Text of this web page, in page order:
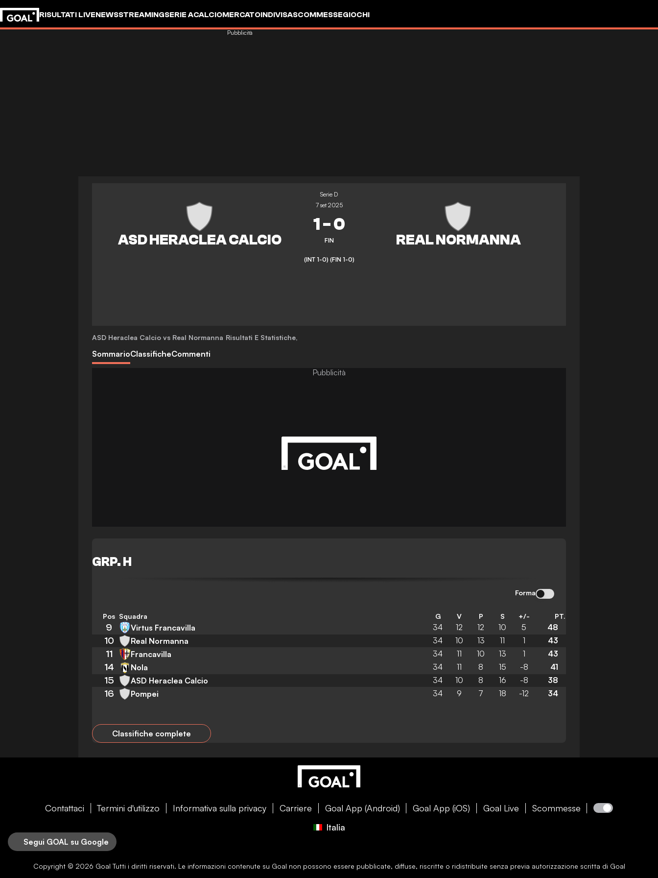
RISULTATI LIVENEWSSTREAMINGSERIE ACALCIOMERCATOINDIVISASCOMMESSEGIOCHI
Pubblicità
Serie D
7 set 2025
1-0
FIN
(INT 1-0) (FIN 1-0)
ASD Heraclea Calcio vs Real Normanna Risultati E Statistiche,
SommarioClassificheCommenti
GRP. H
Forma
Pos Squadra G V P S +/- PT.
9 Virtus Francavilla 34 12 12 10 5 48
10 Real Normanna 34 10 13 11 1 43
11 Francavilla 34 11 10 13 1 43
14 Nola 34 11 8 15 -8 41
15 ASD Heraclea Calcio 34 10 8 16 -8 38
16 Pompei 34 9 7 18 -12 34
Classifiche complete
Pubblicità
Contattaci Termini d'utilizzo Informativa sulla privacy Carriere Goal App (Android) Goal App (iOS) Goal Live
Scommesse
Italia
Segui GOAL su Google
Copyright © 2026 Goal Tutti i diritti riservati. Le informazioni contenute su Goal non possono essere pubblicate, diffuse, riscritte o ridistribuite senza previa autorizzazione scritta di Goal